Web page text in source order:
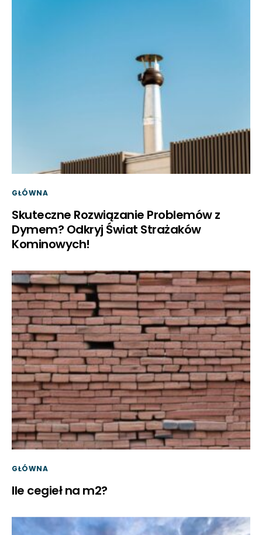
GŁÓWNA
Skuteczne Rozwiązanie Problemów z
Dymem? Odkryj Świat Strażaków
Kominowych!
GŁÓWNA
Ile cegieł na m2?